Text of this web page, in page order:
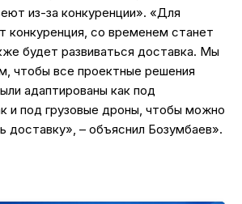
из-за конкуренции». «Для
конкуренция, со временем станет
будет развиваться доставка. Мы
чтобы все проектные решения
адаптированы как под
и под грузовые дроны, чтобы можно
доставку», – объяснил Бозумбаев».